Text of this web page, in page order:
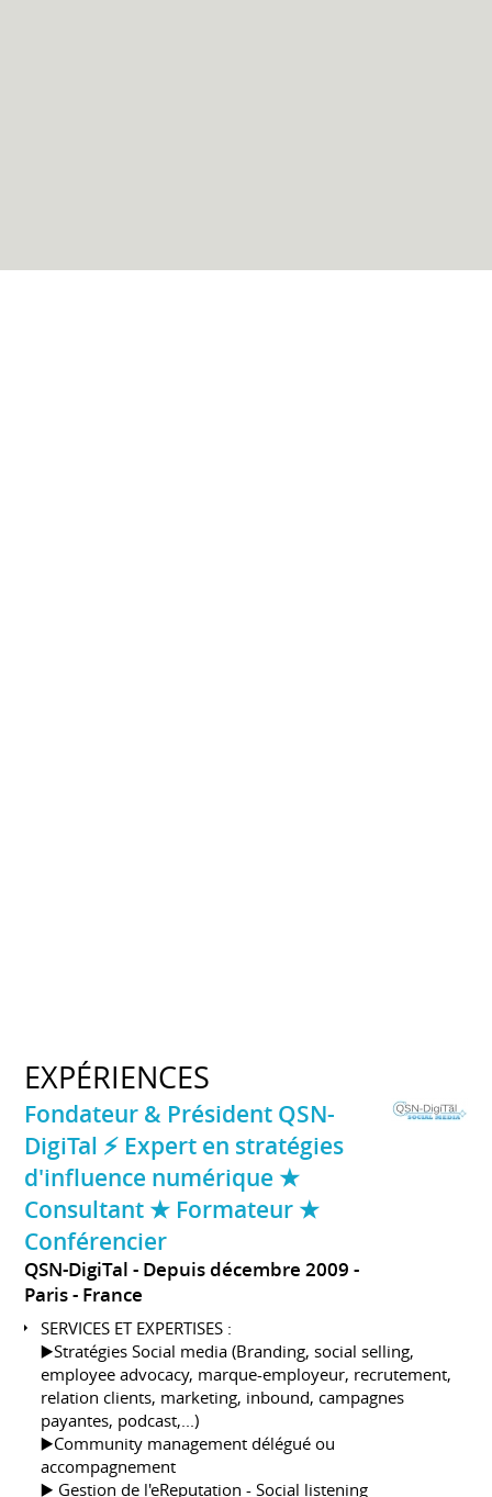
EXPÉRIENCES
Fondateur & Président QSN-
DigiTal ⚡️ Expert en stratégies
d'influence numérique ★
Consultant ★ Formateur ★
Conférencier
QSN-DigiTal
Depuis décembre 2009
Paris
France
SERVICES ET EXPERTISES :
▶️Stratégies Social media (Branding, social selling,
employee advocacy, marque-employeur, recrutement,
relation clients, marketing, inbound, campagnes
payantes, podcast,...)
▶️Community management délégué ou
accompagnement
▶️ Gestion de l'eReputation - Social listening